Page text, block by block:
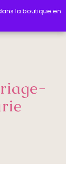
la boutique en
la boutique en